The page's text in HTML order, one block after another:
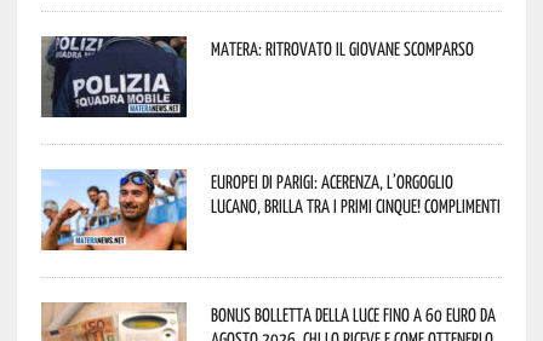
Matera: ritrovato il giovane scomparso
Europei di Parigi: Acerenza, l’orgoglio
lucano, brilla tra i primi cinque! Complimenti
Bonus bolletta della luce fino a 60 euro da